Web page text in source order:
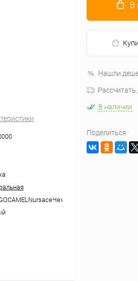
В
Нашли
Рассчитать
В наличии
Поделиться